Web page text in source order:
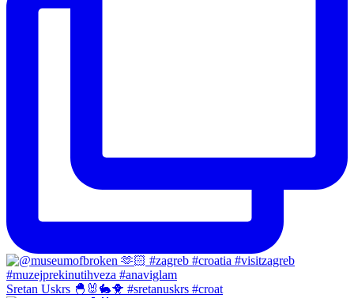
Sretan Uskrs 🐣🐰🐇🐥 #sretanuskrs #croat